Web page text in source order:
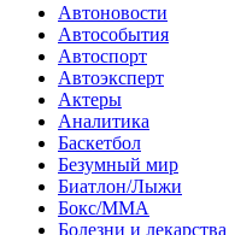
Автоновости
Автособытия
Автоспорт
Автоэксперт
Актеры
Аналитика
Баскетбол
Безумный мир
Биатлон/Лыжи
Бокс/MMA
Болезни и лекарства